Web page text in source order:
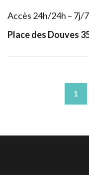
Accès 24h/24h – 7j/7
Place des Douves
1